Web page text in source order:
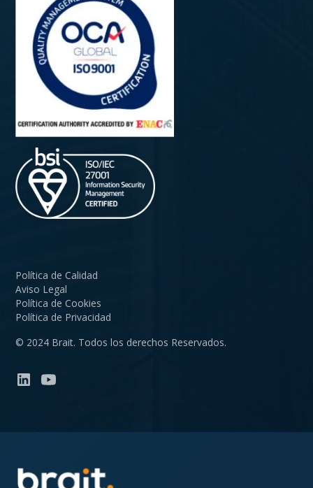
© 2024 Brait. Todos los derechos Reservados.
Política de Privacidad
Política de Cookies
Aviso Legal
Política de Calidad